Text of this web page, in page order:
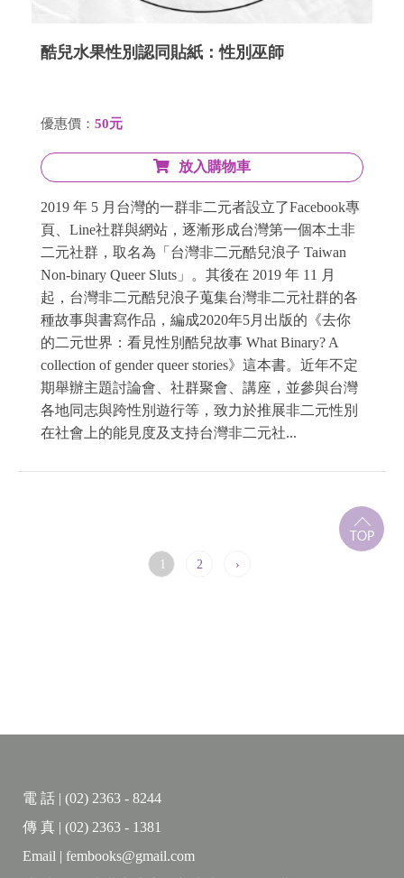
酷兒水果性別認同貼紙：性別巫師
優惠價： 50元
放入購物車
2019 年 5 月台灣的一群非二元者設立了Facebook專
頁、Line社群與網站，逐漸形成台灣第一個本土非
二元社群，取名為「台灣非二元酷兒浪子 Taiwan
Non-binary Queer Sluts」。其後在 2019 年 11 月
起，台灣非二元酷兒浪子蒐集台灣非二元社群的各
種故事與書寫作品，編成2020年5月出版的《去你
的二元世界：看見性別酷兒故事 What Binary? A
collection of gender queer stories》這本書。近年不定
期舉辦主題討論會、社群聚會、講座，並參與台灣
各地同志與跨性別遊行等，致力於推展非二元性別
在社會上的能見度及支持台灣非二元社...
1 2 ›
電 話 | (02) 2363 - 8244
傳 真 | (02) 2363 - 1381
Email | fembooks@gmail.com